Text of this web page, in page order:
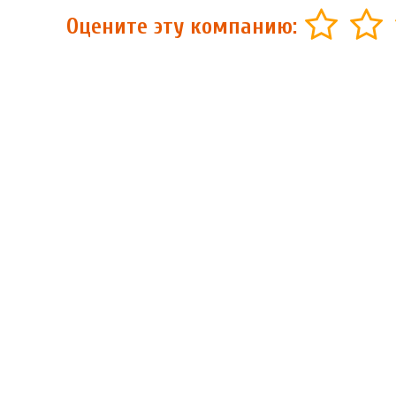
Оцените эту компанию: